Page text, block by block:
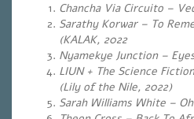
Chancha Via Circuito –
Sarathy Korwar – To
(KALAK, 2022
Nyamekye Junction –
LIUN + The Science
(Lily of the Nile, 2022)
Sarah Williams White –